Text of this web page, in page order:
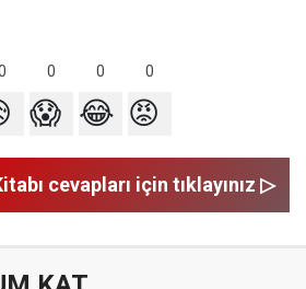
0 0 0
😱 😂 😡
cevapları için tıklayınız ▷